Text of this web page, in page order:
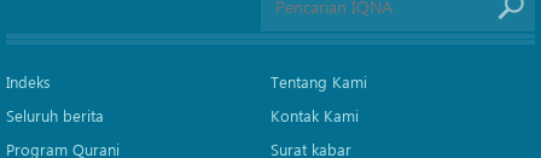
Indeks
Seluruh berita
Program Qurani
Tentang Kami
Kontak Kami
Surat kabar